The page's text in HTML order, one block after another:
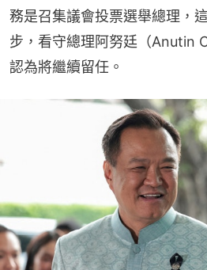
務是召集議會投票選舉總理，
步，看守總理阿努廷（Anutin
認為將繼續留任。